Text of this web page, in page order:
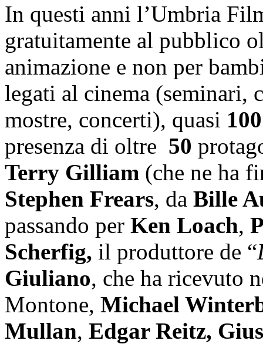
In questi anni l’Umbria
gratuitamente al pubblico
animazione e non per
legati al cinema (seminari,
mostre, concerti), quasi 100
presenza di oltre 50
Terry Gilliam (che ne ha
Stephen Frears, da Bille
passando per Ken Loach,
Scherfig, il produttore de “
Giuliano, che ha ricevuto
Montone, Michael
Mullan, Edgar Reitz,